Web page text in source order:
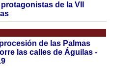
de la VII
de las Palmas
las calles de Águilas -